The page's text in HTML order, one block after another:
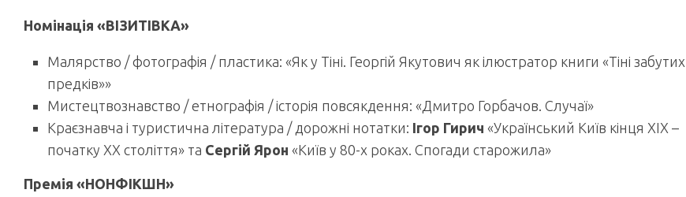
Номінація «ВІЗИТІВКА»
Малярство / фотографія / пластика: «Як у Тіні. Георгій Якутович як ілюстратор книги «Тіні забутих
предків»»
Мистецтвознавство / етнографія / історія повсякдення: «Дмитро Горбачов. Случаї»
Краєзнавча і туристична література / дорожні нотатки: Ігор Гирич «Український Київ кінця ХІХ –
початку ХХ століття» та Сергій Ярон «Київ у 80-х роках. Спогади старожила»
Премія «НОНФІКШН»